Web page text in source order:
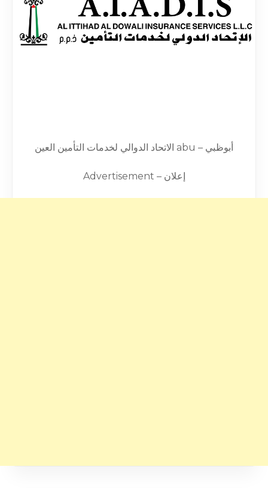
الاتحاد الدوالي لخدمات التأمين العين abu – أبوظبي
Advertisement – إعلان